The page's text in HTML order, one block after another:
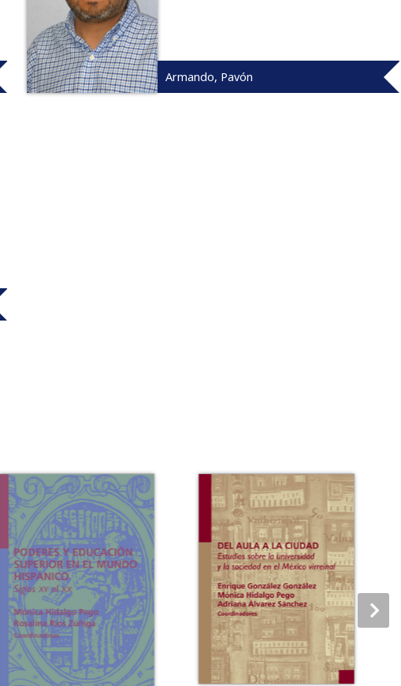
Armando, Pavón